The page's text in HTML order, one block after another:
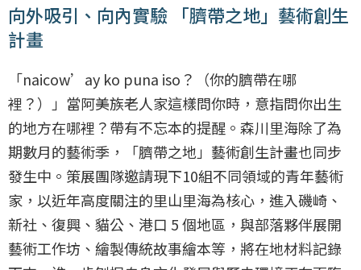
向外吸引、向內實驗 「臍帶之地」藝術創生
計畫
「naicow’ay ko puna iso？（你的臍帶在哪
裡？）」當阿美族老人家這樣問你時，意指問你出生
的地方在哪裡？帶有不忘本的提醒。森川里海除了為
期數月的藝術季，「臍帶之地」藝術創生計畫也同步
發生中。策展團隊邀請現下10組不同領域的青年藝術
家，以近年高度關注的里山里海為核心，進入磯崎、
新社、復興、貓公、港口 5 個地區，與部落夥伴展開
藝術工作坊、繪製傳統故事繪本等，將在地材料記錄